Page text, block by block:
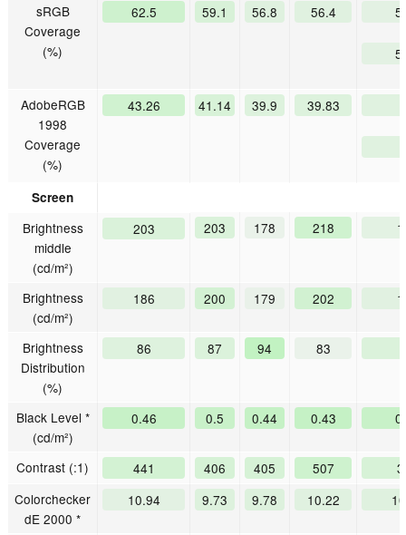
sRGB
Coverage
(%)
62.5 59.1 56.8 56.4
AdobeRGB
1998
Coverage
(%)
43.26 41.14 39.9 39.83
Screen
Brightness
middle
(cd/m²)
203 203 178 218
Brightness
(cd/m²)
186 200 179 202
Brightness
Distribution
(%)
86 87 94 83
Black Level *
(cd/m²)
0.46 0.5 0.44 0.43
Contrast (:1) 441 406 405 507
Colorchecker
dE 2000 *
10.94 9.73 9.78 10.22